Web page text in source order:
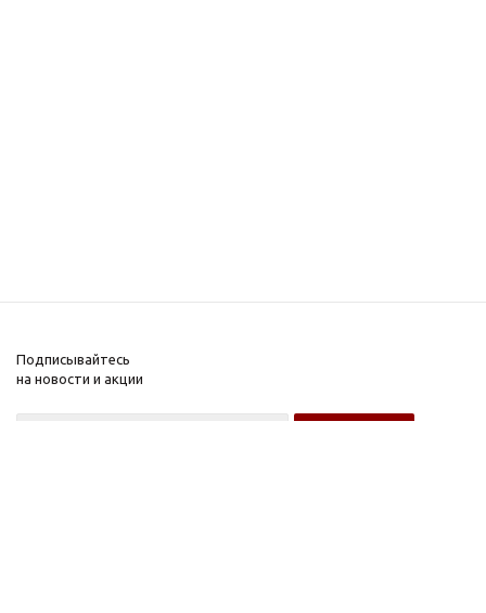
Подписывайтесь
на новости и акции